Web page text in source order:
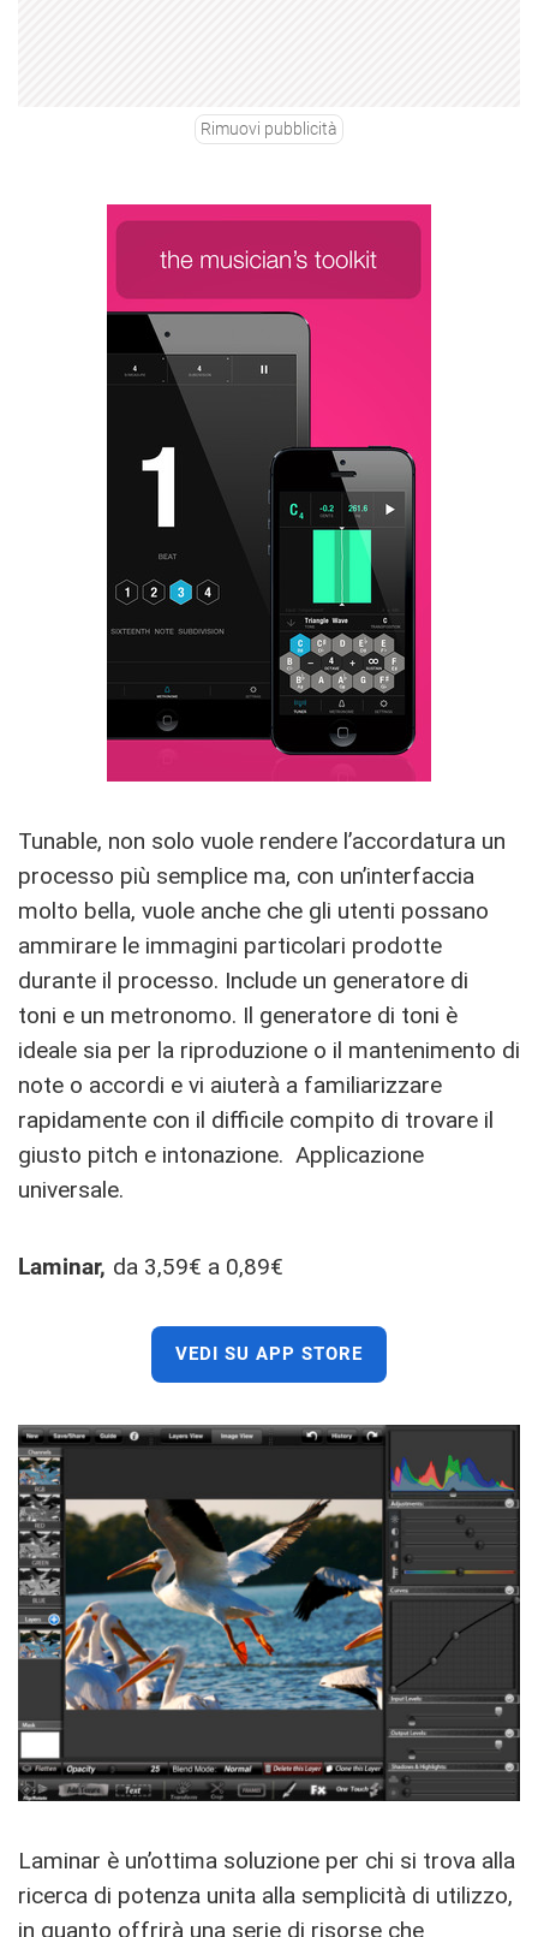
Rimuovi pubblicità
Tunable, non solo vuole rendere l’accordatura un
processo più semplice ma, con un’interfaccia
molto bella, vuole anche che gli utenti possano
ammirare le immagini particolari prodotte
durante il processo. Include un generatore di
toni e un metronomo. Il generatore di toni è
ideale sia per la riproduzione o il mantenimento di
note o accordi e vi aiuterà a familiarizzare
rapidamente con il difficile compito di trovare il
giusto pitch e intonazione. Applicazione
universale.
Laminar, da 3,59€ a 0,89€
VEDI SU APP STORE
Laminar è un’ottima soluzione per chi si trova alla
ricerca di potenza unita alla semplicità di utilizzo,
in quanto offrirà una serie di risorse che